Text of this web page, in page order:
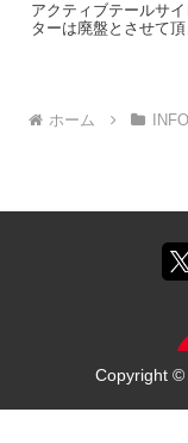
アクティブテールサ
ターは廃盤とさせて頂
ホーム
Copyright ©